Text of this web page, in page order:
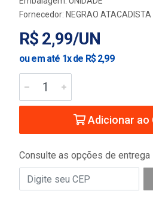
Fornecedor: NEGRAO ATACADISTA
R$ 2,99/UN
ou em até 1x de R$ 2,99
Adicionar ao
Consulte as opções de entrega